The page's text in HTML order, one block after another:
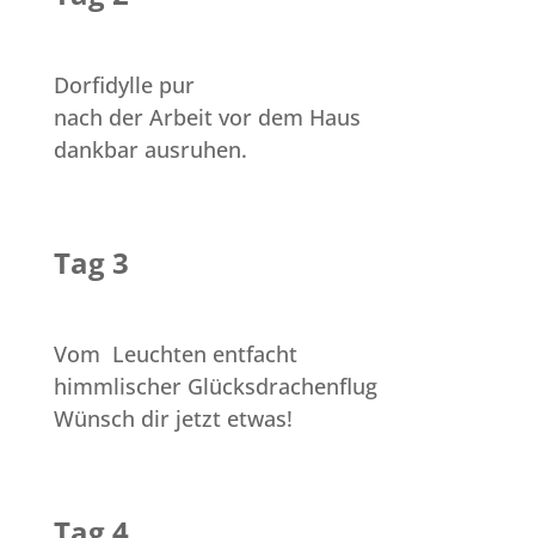
Dorfidylle pur
nach der Arbeit vor dem Haus
dankbar ausruhen.
Tag 3
Vom Leuchten entfacht
himmlischer Glücksdrachenflug
Wünsch dir jetzt etwas!